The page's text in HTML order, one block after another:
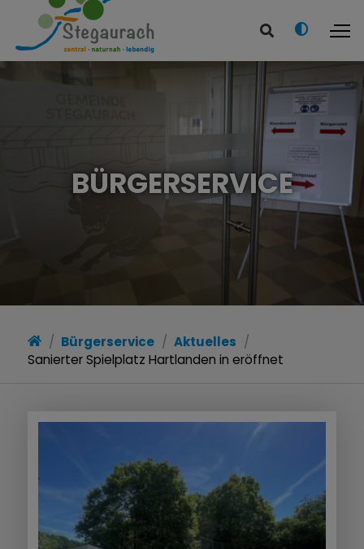
BÜRGERSERVICE
Bürgerservice
Aktuelles
Sanierter Spielplatz Hartlanden in eröffnet